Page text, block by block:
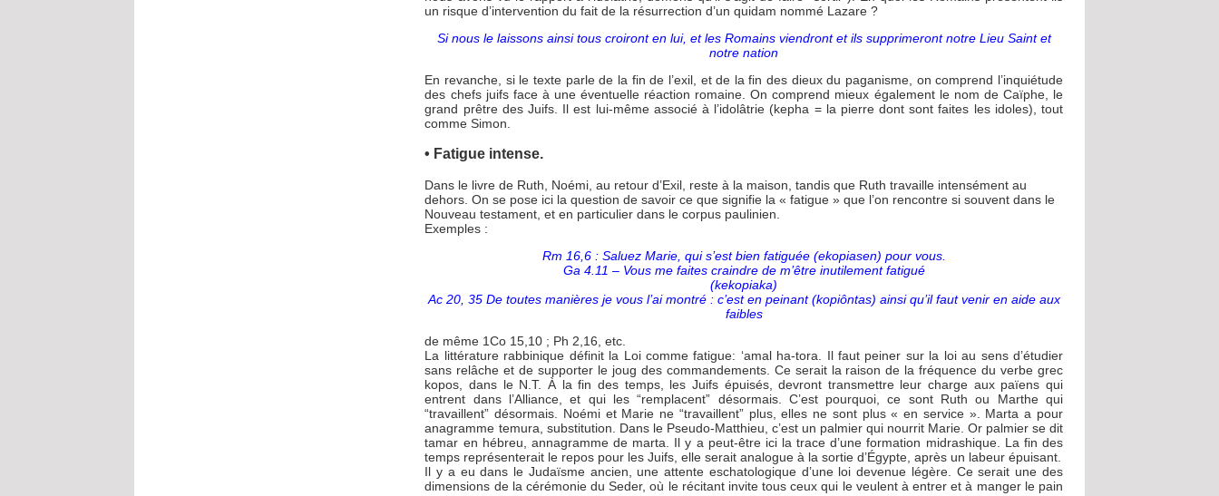
un risque d’intervention du fait de la résurrection d’un quidam nommé Lazare ?
Si nous le laissons ainsi tous croiront en lui, et les Romains viendront et ils supprimeront notre Lieu Saint et
notre nation
En revanche, si le texte parle de la fin de l’exil, et de la fin des dieux du paganisme, on comprend l’inquiétude
des chefs juifs face à une éventuelle réaction romaine. On comprend mieux également le nom de Caïphe, le
grand prêtre des Juifs. Il est lui-même associé à l’idolâtrie (kepha = la pierre dont sont faites les idoles), tout
comme Simon.
• Fatigue intense.
Dans le livre de Ruth, Noémi, au retour d’Exil, reste à la maison, tandis que Ruth travaille intensément au
dehors. On se pose ici la question de savoir ce que signifie la « fatigue » que l’on rencontre si souvent dans le
Nouveau testament, et en particulier dans le corpus paulinien.
Exemples :
Rm 16,6 : Saluez Marie, qui s’est bien fatiguée (ekopiasen) pour vous.
Ga 4.11 – Vous me faites craindre de m’être inutilement fatigué
(kekopiaka)
Ac 20, 35 De toutes manières je vous l’ai montré : c’est en peinant (kopiôntas) ainsi qu’il faut venir en aide aux
faibles
de même 1Co 15,10 ; Ph 2,16, etc.
La littérature rabbinique définit la Loi comme fatigue: ‘amal ha-tora. Il faut peiner sur la loi au sens d’étudier
sans relâche et de supporter le joug des commandements. Ce serait la raison de la fréquence du verbe grec
kopos, dans le N.T. À la fin des temps, les Juifs épuisés, devront transmettre leur charge aux païens qui
entrent dans l’Alliance, et qui les “remplacent” désormais. C’est pourquoi, ce sont Ruth ou Marthe qui
“travaillent” désormais. Noémi et Marie ne “travaillent” plus, elles ne sont plus « en service ». Marta a pour
anagramme temura, substitution. Dans le Pseudo-Matthieu, c’est un palmier qui nourrit Marie. Or palmier se dit
tamar en hébreu, annagramme de marta. Il y a peut-être ici la trace d’une formation midrashique. La fin des
temps représenterait le repos pour les Juifs, elle serait analogue à la sortie d’Égypte, après un labeur épuisant.
Il y a eu dans le Judaïsme ancien, une attente eschatologique d’une loi devenue légère. Ce serait une des
dimensions de la cérémonie du Seder, où le récitant invite tous ceux qui le veulent à entrer et à manger le pain